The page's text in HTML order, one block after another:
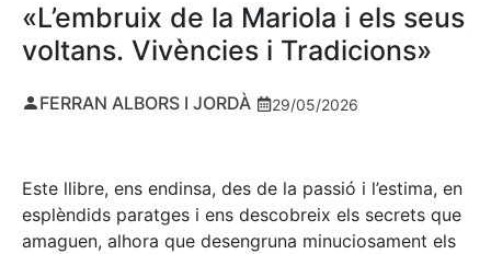
«L’embruix de la Mariola i els seus
voltans. Vivències i Tradicions»
FERRAN ALBORS I JORDÀ 29/05/2026
Este llibre, ens endinsa, des de la passió i l’estima, en
esplèndids paratges i ens descobreix els secrets que
amaguen, alhora que desengruna minuciosament els